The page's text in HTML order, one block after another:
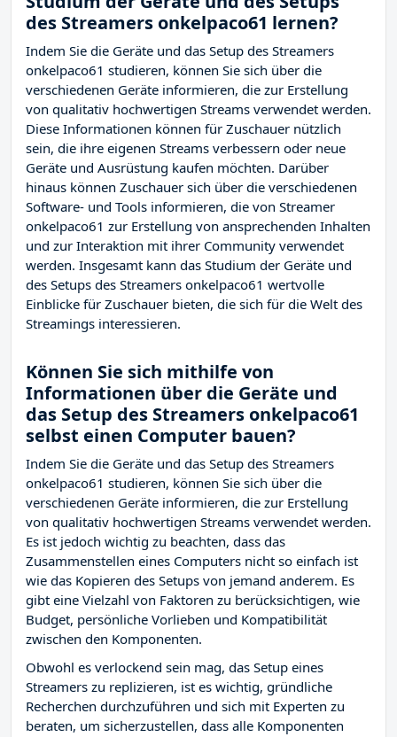
des Streamers onkelpaco61 lernen?
Indem Sie die Geräte und das Setup des Streamers
onkelpaco61 studieren, können Sie sich über die
verschiedenen Geräte informieren, die zur Erstellung
von qualitativ hochwertigen Streams verwendet werden.
Diese Informationen können für Zuschauer nützlich
sein, die ihre eigenen Streams verbessern oder neue
Geräte und Ausrüstung kaufen möchten. Darüber
hinaus können Zuschauer sich über die verschiedenen
Software- und Tools informieren, die von Streamer
onkelpaco61 zur Erstellung von ansprechenden Inhalten
und zur Interaktion mit ihrer Community verwendet
werden. Insgesamt kann das Studium der Geräte und
des Setups des Streamers onkelpaco61 wertvolle
Einblicke für Zuschauer bieten, die sich für die Welt des
Streamings interessieren.
Können Sie sich mithilfe von
Informationen über die Geräte und
das Setup des Streamers onkelpaco61
selbst einen Computer bauen?
Indem Sie die Geräte und das Setup des Streamers
onkelpaco61 studieren, können Sie sich über die
verschiedenen Geräte informieren, die zur Erstellung
von qualitativ hochwertigen Streams verwendet werden.
Es ist jedoch wichtig zu beachten, dass das
Zusammenstellen eines Computers nicht so einfach ist
wie das Kopieren des Setups von jemand anderem. Es
gibt eine Vielzahl von Faktoren zu berücksichtigen, wie
Budget, persönliche Vorlieben und Kompatibilität
zwischen den Komponenten.
Obwohl es verlockend sein mag, das Setup eines
Streamers zu replizieren, ist es wichtig, gründliche
Recherchen durchzuführen und sich mit Experten zu
beraten, um sicherzustellen, dass alle Komponenten